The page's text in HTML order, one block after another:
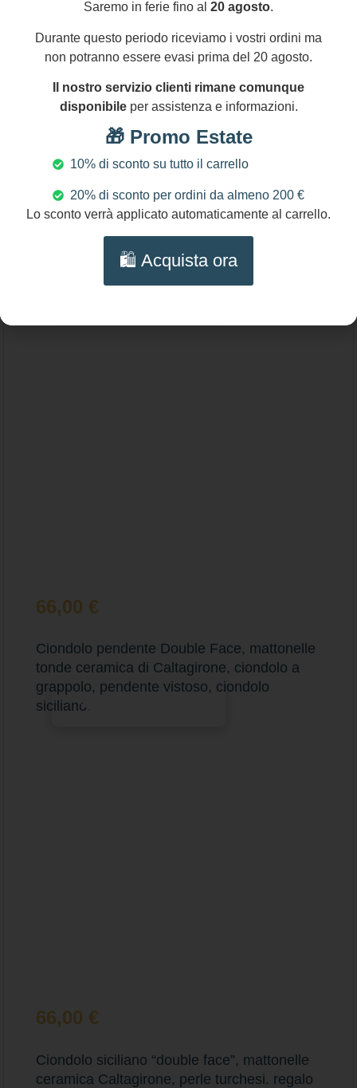
35,00€
Ciondolo pendente a grappolo, pasta di
Turchese, pendente a grappolo, ciondoli per
collana, regalo per lei.
66,00 €
Ciondolo pendente Double Face, mattonelle
tonde ceramica di Caltagirone, ciondolo a
grappolo, pendente vistoso, ciondolo
siciliano.Aggiungi al carrello
66,00 €
Ciondolo siciliano “double face”, mattonelle
ceramica Caltagirone, perle turchesi. regalo
Saremo in ferie fino al 20 agosto.
Durante questo periodo riceviamo i vostri ordini ma
non potranno essere evasi prima del 20 agosto.
Il nostro servizio clienti rimane comunque
disponibileper assistenza e informazioni.
🎁 Promo Estate
10% di sconto su tutto il carrello
20% di sconto per ordini da almeno 200 €
Lo sconto verrà applicato automaticamente al carrello.
🛍️ Acquista ora